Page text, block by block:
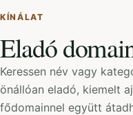
KÍNÁLAT
Eladó
Keressen név vagy
önállóan eladó, kiemelt
fődomainnel együtt